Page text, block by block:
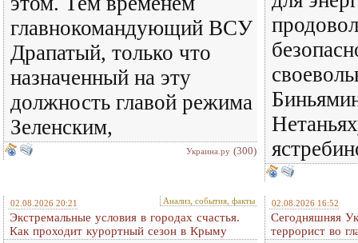
главнокомандующий ВСУ
Драпатый, только что
назначенный на эту
должность главой режима
Зеленским,
Украина.ру (300)
02.08.2026 20:21 Анализ, события, факты
Экстремальные условия в городах счастья.
Как проходит курортный сезон в Крыму
02.08.2026 16:52
Сегодняшняя
террорист во